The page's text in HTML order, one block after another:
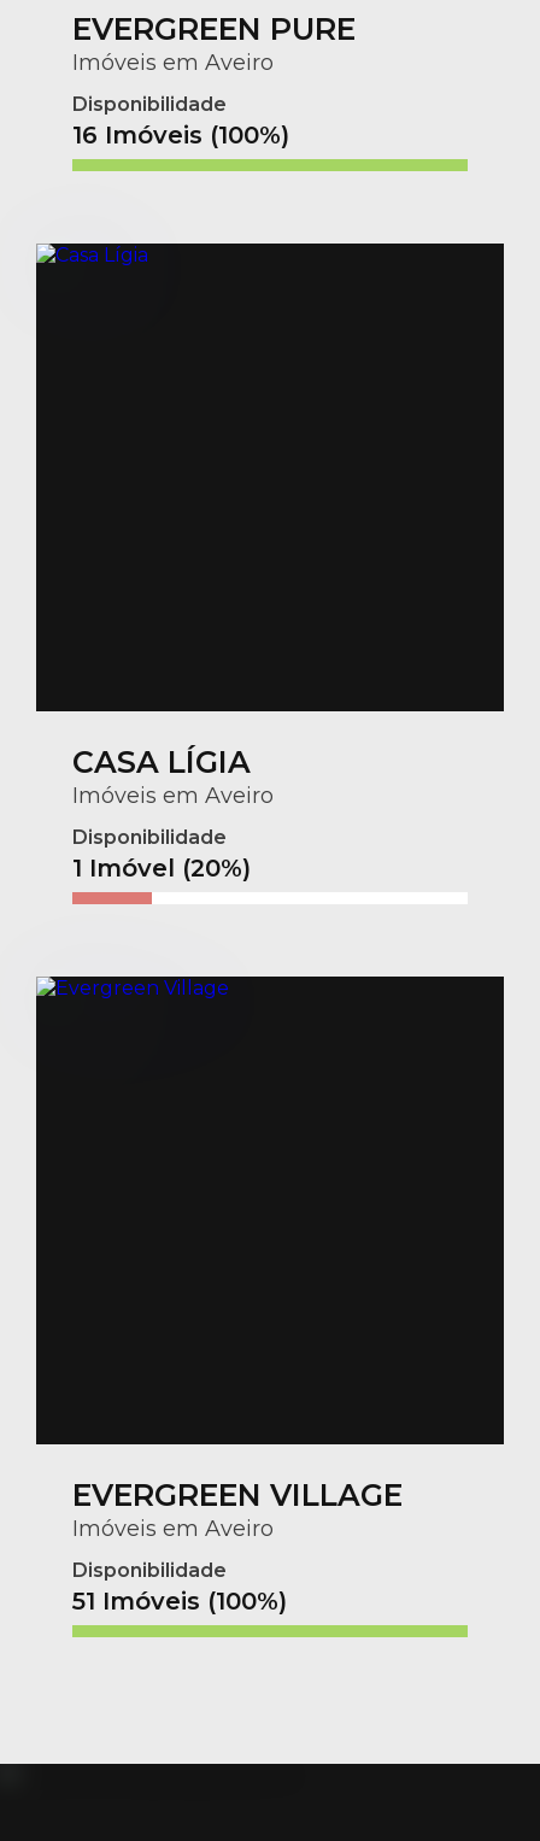
EVERGREEN PURE
Imóveis em Aveiro
Disponibilidade
16 Imóveis (100%)
CASA LÍGIA
Imóveis em Aveiro
Disponibilidade
1 Imóvel (20%)
EVERGREEN VILLAGE
Imóveis em Aveiro
Disponibilidade
51 Imóveis (100%)